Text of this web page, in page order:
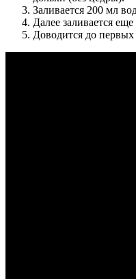
Заливается 200 мл
Далее заливается
Доводится до первых